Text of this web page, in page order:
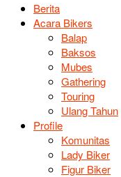
Berita
Acara Bikers
Balap
Baksos
Mubes
Gathering
Touring
Ulang Tahun
Profile
Komunitas
Lady Biker
Figur Biker